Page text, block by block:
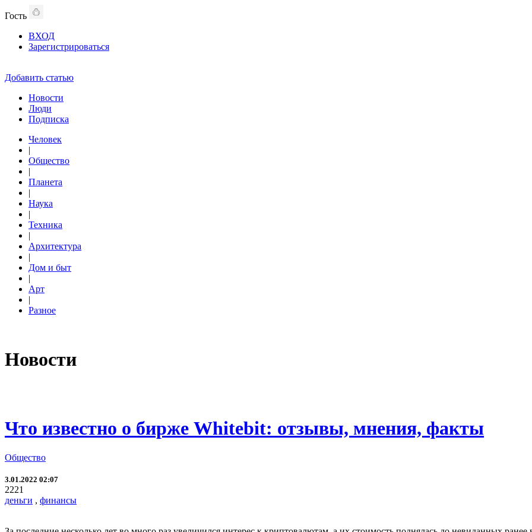
Гость
ВХОД
Зарегистрироваться
Добавить статью
Новости
Люди
Подписка
Человек
|
Общество
|
Планета
|
Наука
|
Техника
|
Архитектура
|
Дом и быт
|
Арт
|
Разное
Новости
Что известно о бирже Whitebit: отзывы, мнения, факты
Общество
3.01.2022 02:07
2221
деньги , финансы